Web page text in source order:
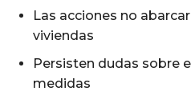
Las acciones no
viviendas
Persisten dudas sobre
medidas